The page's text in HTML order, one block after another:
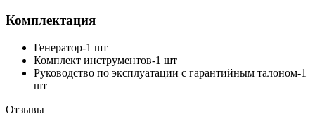
Комплектация
Генератор-1 шт
Комплект инструментов-1 шт
Руководство по эксплуатации с гарантийным талоном-1
шт
Отзывы